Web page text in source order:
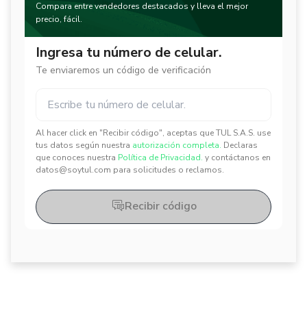
Compara entre vendedores destacados y lleva el mejor
precio, fácil.
Ingresa tu número de celular.
Te enviaremos un código de verificación
Al hacer click en "Recibir código", aceptas que TUL S.A.S. use
tus datos según nuestra autorización completa. Declaras
que conoces nuestra Política de Privacidad. y contáctanos en
datos@soytul.com para solicitudes o reclamos.
✕
✕
Recibir código